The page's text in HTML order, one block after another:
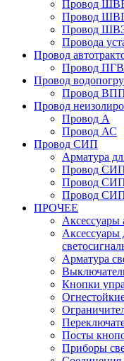
Провод
Провод
Провод
Провода
Провод
Провод
Провод
Провод
Провод
Провод А
Провод АС
Провод СИП
Арматура
Провод
Провод
Провод
ПРОЧЕЕ
Аксессуары
Аксессуары
Арматура
Кнопки
Посты
Приборы